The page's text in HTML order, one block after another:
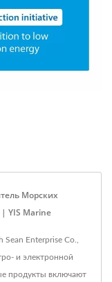
Морских
| YIS Marine
Enterprise Co.,
и электронной
продукты включают